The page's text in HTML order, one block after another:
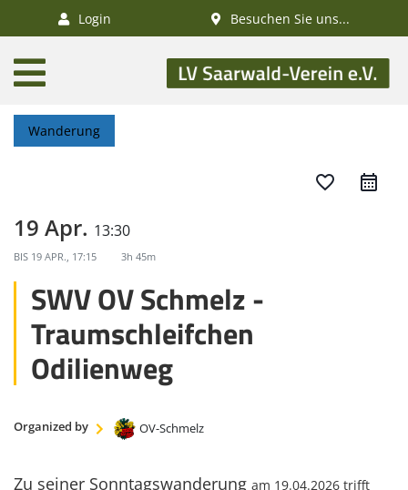
Login Besuchen Sie uns...
AKTUELLES
Aktivitätenkalender
Veranstaltungen
GESUNDHEIT
Gesundheitswandern
Wanderabzeichen
NATUR
/
Naturschutz
Wanderung
favorite_border
19 Apr. 13:30
BIS 19 APR., 17:15 3h 45m
SWV OV Schmelz -
Traumschleifchen
Odilienweg
Organized by OV-Schmelz
Zu seiner Sonntagswanderung am 19.04.2026 trifft